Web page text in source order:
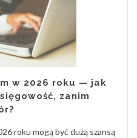
w 2026 roku — jak
zanim
roku mogą być dużą szansą